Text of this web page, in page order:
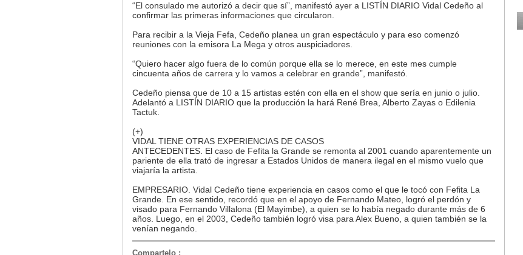
“El consulado me autorizó a decir que sí”, manifestó ayer a LISTÍN DIARIO Vidal Cedeño al
confirmar las primeras informaciones que circularon.
Para recibir a la Vieja Fefa, Cedeño planea un gran espectáculo y para eso comenzó
reuniones con la emisora La Mega y otros auspiciadores.
“Quiero hacer algo fuera de lo común porque ella se lo merece, en este mes cumple
cincuenta años de carrera y lo vamos a celebrar en grande”, manifestó.
Cedeño piensa que de 10 a 15 artistas estén con ella en el show que sería en junio o julio.
Adelantó a LISTÍN DIARIO que la producción la hará René Brea, Alberto Zayas o Edilenia
Tactuk.
(+)
VIDAL TIENE OTRAS EXPERIENCIAS DE CASOS
ANTECEDENTES. El caso de Fefita la Grande se remonta al 2001 cuando aparentemente un
pariente de ella trató de ingresar a Estados Unidos de manera ilegal en el mismo vuelo que
viajaría la artista.
EMPRESARIO. Vidal Cedeño tiene experiencia en casos como el que le tocó con Fefita La
Grande. En ese sentido, recordó que en el apoyo de Fernando Mateo, logró el perdón y
visado para Fernando Villalona (El Mayimbe), a quien se lo había negado durante más de 6
años. Luego, en el 2003, Cedeño también logró visa para Alex Bueno, a quien también se la
venían negando.
Compartelo :